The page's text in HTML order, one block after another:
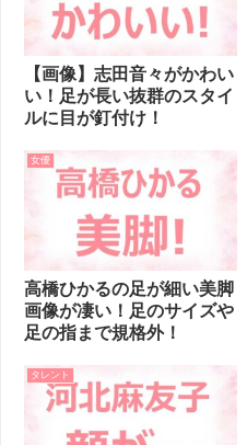
【画像】志田音々がかわい
い！足が長い抜群のスタイ
ルに目が釘付け！
女優
高橋ひかるの足が細い美脚
画像が凄い！足のサイズや
足の指まで規格外！
タレント